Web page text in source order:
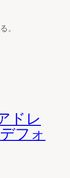
。
ドレ
フォ